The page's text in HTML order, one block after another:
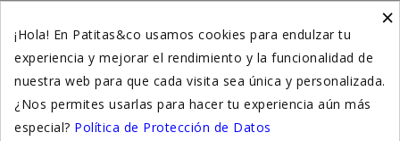
Suplementación natural
Otros
×
¡Hola! En Patitas&co usamos cookies para endulzar tu
experiencia y mejorar el rendimiento y la funcionalidad de
nuestra web para que cada visita sea única y personalizada.
¿Nos permites usarlas para hacer tu experiencia aún más
especial? Política de Protección de Datos